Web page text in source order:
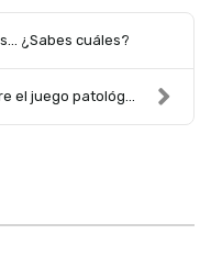
¿Sabes cuáles?
el juego patológ...